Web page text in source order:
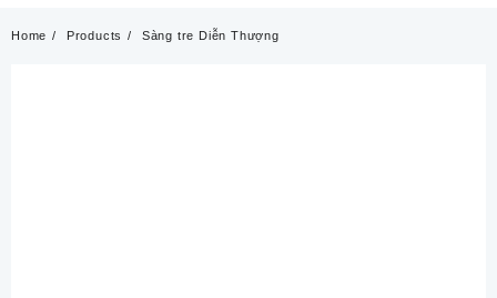
Home Products Sàng tre Diễn Thượng